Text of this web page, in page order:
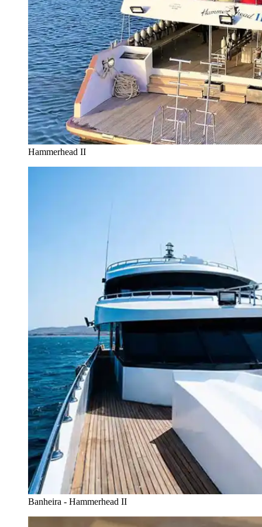
Hammerhead II
Banheira - Hammerhead II